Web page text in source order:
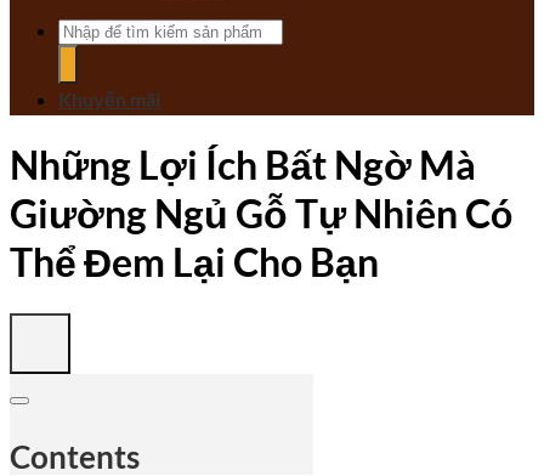
Tìm
kiếm:
Khuyến mãi
Những Lợi Ích Bất Ngờ Mà
Giường Ngủ Gỗ Tự Nhiên Có
Thể Đem Lại Cho Bạn
Contents